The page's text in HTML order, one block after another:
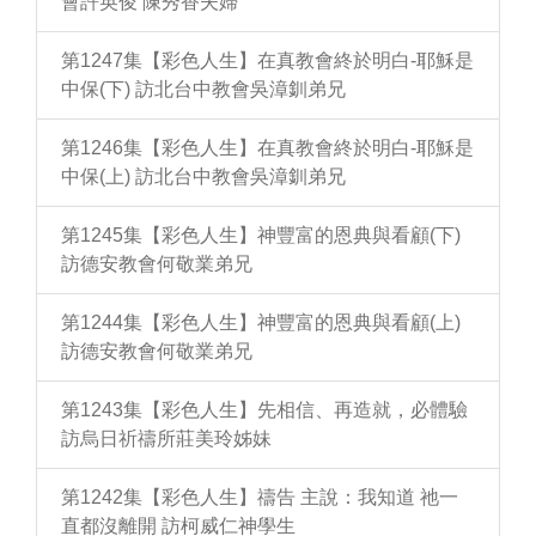
第1247集【彩色人生】在真教會終於明白-耶穌是
中保(下) 訪北台中教會吳漳釧弟兄
第1246集【彩色人生】在真教會終於明白-耶穌是
中保(上) 訪北台中教會吳漳釧弟兄
第1245集【彩色人生】神豐富的恩典與看顧(下)
訪德安教會何敬業弟兄
第1244集【彩色人生】神豐富的恩典與看顧(上)
訪德安教會何敬業弟兄
第1243集【彩色人生】先相信、再造就，必體驗
訪烏日祈禱所莊美玲姊妹
第1242集【彩色人生】禱告 主說：我知道 祂一
直都沒離開 訪柯威仁神學生